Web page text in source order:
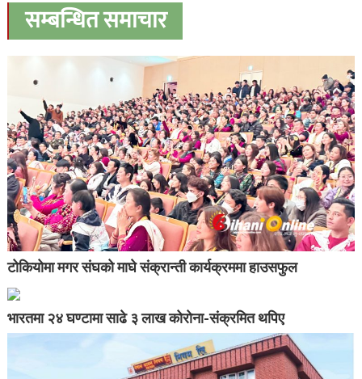
सम्बन्धित समाचार
टोकियोमा मगर संघको माघे संक्रान्ती कार्यक्रममा हाउसफुल
भारतमा २४ घण्टामा साढे ३ लाख कोरोना-संक्रमित थपिए